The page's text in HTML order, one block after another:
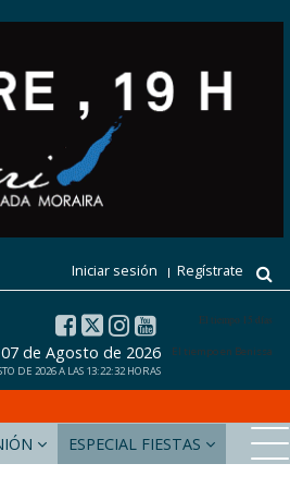
Iniciar sesión Regístrate
El tiempo 15 días
El tiempo en Benissa
de Agosto de 2026
DE 2026 A LAS 13:22:32 HORAS
xabiaaldia.com Marinabaixadigital.com
ESPECIAL FIESTAS